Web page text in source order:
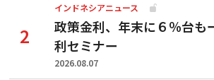
インドネシアニュース
政策金利、年末に６％台も
利セミナー
2026.08.07